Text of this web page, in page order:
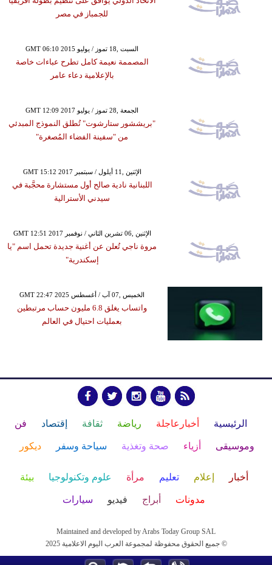
للجمباز في مصر
GMT 06:10 2015 السبت ,18 تموز / يوليو
المصممة نعيمة كامل تطرح عباءات خاصة
بالإعلامية دعاء عامر
GMT 12:09 2017 الجمعة ,28 تموز / يوليو
"بريششور ستارشوت" تُطلق النموذج المبدئي
من "سفينة الفضاء المُصغرة"
GMT 15:12 2017 الإثنين ,11 أيلول / سبتمبر
اللبنانية نادية صالح أول مستشارة محجَّبة في
سيدني الأسترالية
GMT 12:51 2017 الإثنين ,06 تشرين الثاني / نوفمبر
مروة ناجي تُعلن عن أغنية جديدة تحمل اسم "يا
إسكندرية"
GMT 22:47 2025 الخميس ,07 آب / أغسطس
واتساب يغلق 6.8 مليون حساب مرتبطين
بعمليات احتيال في العالم
الرئيسية أخبارعاجلة رياضة ثقافة إقتصاد فن
وموسيقى أزياء صحة وتغذية سياحة وسفر ديكور
أخبار إعلام تعليم مرأة علوم وتكنولوجيا بيئة
مدونات أبراج فيديو سيارات
Maintained and developed by Arabs Today Group SAL
جميع الحقوق محفوظة لمجموعة العرب اليوم الاعلامية 2025 ©